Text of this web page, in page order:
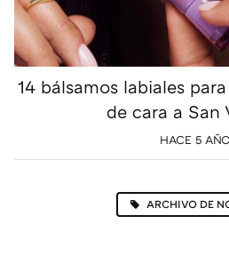
14 bálsamos labiales
de cara a San
HACE 5
ARCHIVO DE